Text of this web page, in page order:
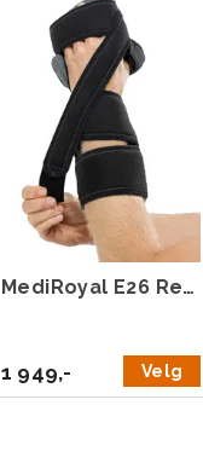
MediRoyal E26 Resto Plus ARX
1 949,- Velg